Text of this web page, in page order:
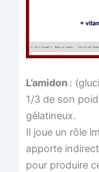
L’ami­don :
1/3 de son
gélatineux.
Il joue un rôle
apporte
pour pro­duire